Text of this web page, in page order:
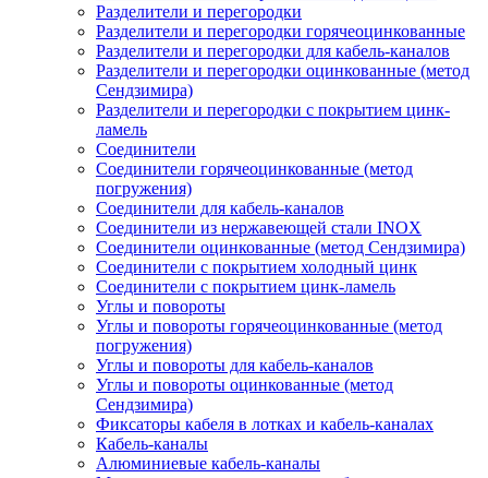
Разделители и перегородки
Разделители и перегородки горячеоцинкованные
Разделители и перегородки для кабель-каналов
Разделители и перегородки оцинкованные (метод
Сендзимира)
Разделители и перегородки с покрытием цинк-
ламель
Соединители
Соединители горячеоцинкованные (метод
погружения)
Соединители для кабель-каналов
Соединители из нержавеющей стали INOX
Соединители оцинкованные (метод Сендзимира)
Соединители с покрытием холодный цинк
Соединители с покрытием цинк-ламель
Углы и повороты
Углы и повороты горячеоцинкованные (метод
погружения)
Углы и повороты для кабель-каналов
Углы и повороты оцинкованные (метод
Сендзимира)
Фиксаторы кабеля в лотках и кабель-каналах
Кабель-каналы
Алюминиевые кабель-каналы